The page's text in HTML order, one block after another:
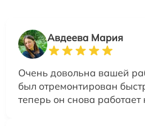
Авдеева Мария
Очень довольна вашей
был отремонтирован
теперь он снова работает